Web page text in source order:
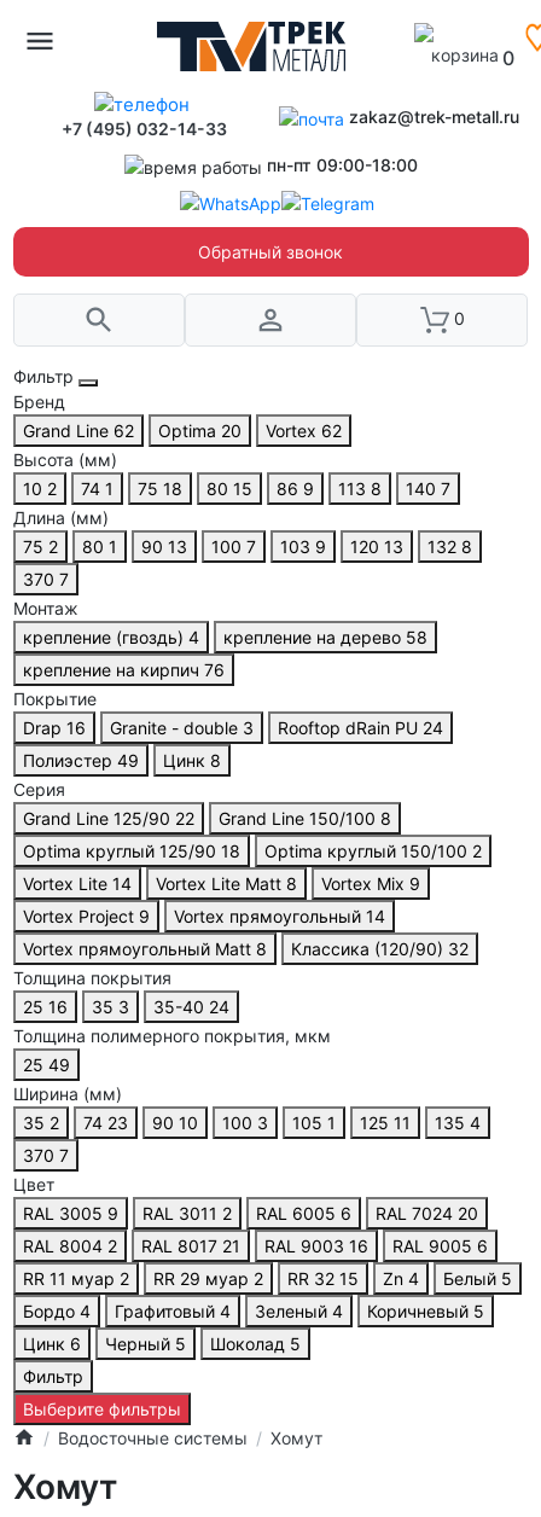
0
+7 (495) 032-14-33
zakaz@trek-metall.ru
пн-пт 09:00-18:00
Обратный звонок
0
Фильтр
Бренд
Grand Line 62 Optima 20 Vortex 62
Высота (мм)
10 2 74 1 75 18 80 15 86 9 113 8 140 7
Длина (мм)
75 2 80 1 90 13 100 7 103 9 120 13 132 8
370 7
Монтаж
крепление (гвоздь) 4 крепление на дерево 58
крепление на кирпич 76
Покрытие
Drap 16 Granite - double 3 Rooftop dRain PU 24
Полиэстер 49 Цинк 8
Серия
Grand Line 125/90 22 Grand Line 150/100 8
Optima круглый 125/90 18 Optima круглый 150/100 2
Vortex Lite 14 Vortex Lite Matt 8 Vortex Mix 9
Vortex Project 9 Vortex прямоугольный 14
Vortex прямоугольный Matt 8 Классика (120/90) 32
Толщина покрытия
25 16 35 3 35-40 24
Толщина полимерного покрытия, мкм
25 49
Ширина (мм)
35 2 74 23 90 10 100 3 105 1 125 11 135 4
370 7
Цвет
RAL 3005 9 RAL 3011 2 RAL 6005 6 RAL 7024 20
RAL 8004 2 RAL 8017 21 RAL 9003 16 RAL 9005 6
RR 11 муар 2 RR 29 муар 2 RR 32 15 Zn 4 Белый 5
Бордо 4 Графитовый 4 Зеленый 4 Коричневый 5
Цинк 6 Черный 5 Шоколад 5
Фильтр
Выберите фильтры
Водосточные системы
Хомут
Хомут